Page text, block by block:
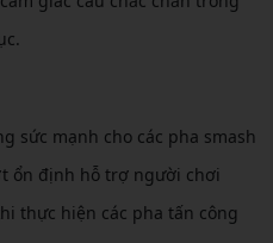
sức mạnh cho các pha smash
ổn định hỗ trợ người chơi
thực hiện các pha tấn công